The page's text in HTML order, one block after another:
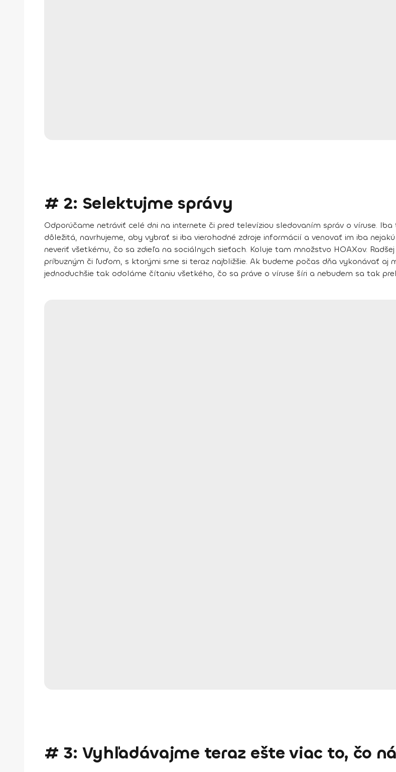
# 2: Selektujme správy
Odporúčame netráviť celé dni na internete či pred televíziou sledovaním správ o víruse.
dôležitá, navrhujeme, aby vybrať si iba vierohodné zdroje informácií a venovať im iba
neveriť všetkému, čo sa zdieľa na sociálnych sieťach. Koluje tam množstvo HOAXov. Radšej
príbuzným či ľuďom, s ktorými sme si teraz najbližšie. Ak budeme počas dňa vykonávať
jednoduchšie tak odoláme čítaniu všetkého, čo sa práve o víruse šíri a nebudem sa tak
# 3: Vyhľadávajme teraz ešte viac to, čo